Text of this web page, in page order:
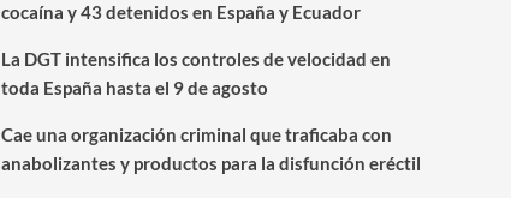
cocaína y 43 detenidos en España y Ecuador
La DGT intensifica los controles de velocidad en
toda España hasta el 9 de agosto
Cae una organización criminal que traficaba con
anabolizantes y productos para la disfunción eréctil